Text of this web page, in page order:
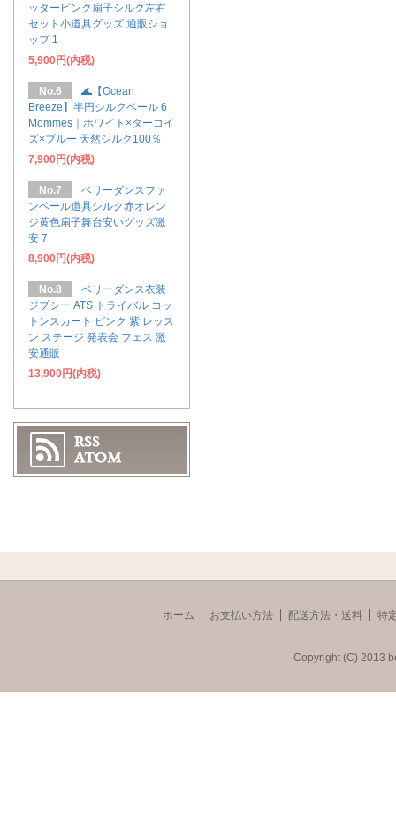
ッターピンク扇子シルク左右
セット小道具グッズ 通販ショ
ップ 1
5,900円(内税)
No.6
🌊【Ocean
Breeze】半円シルクベール 6
Mommes｜ホワイト×ターコイ
ズ×ブルー 天然シルク100％
7,900円(内税)
No.7
ベリーダンスファ
ンベール道具シルク赤オレン
ジ黄色扇子舞台安いグッズ激
安 7
8,900円(内税)
No.8
ベリーダンス衣装
ジプシー ATS トライバル コッ
トンスカート ピンク 紫 レッス
ン ステージ 発表会 フェス 激
安通販
13,900円(内税)
ホーム お支払い方法 配送方法・送料 特
Copyright (C) 2013